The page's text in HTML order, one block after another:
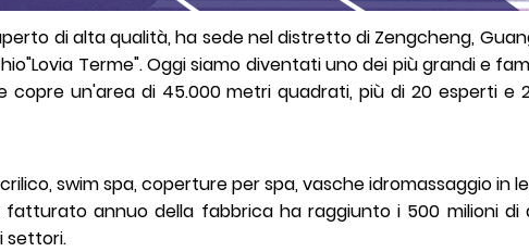
di alta qualità, ha sede nel distretto di Zengcheng,
Terme". Oggi siamo diventati uno dei più grandi e
un'area di 45.000 metri quadrati, più di 20 esperti e
swim spa, coperture per spa, vasche idromassaggio in
annuo della fabbrica ha raggiunto i 500 milioni di
settori.